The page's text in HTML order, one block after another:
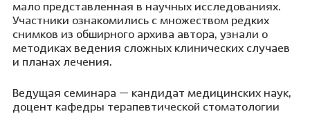
мало представленная в научных исследованиях.
Участники ознакомились с множеством редких
снимков из обширного архива автора, узнали о
методиках ведения сложных клинических случаев
и планах лечения.
Ведущая семинара — кандидат медицинских наук,
доцент кафедры терапевтической стоматологии